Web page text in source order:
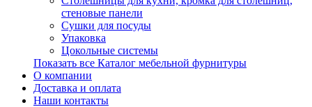
стеновые панели
Сушки для посуды
Упаковка
Цокольные системы
Показать все Каталог мебельной фурнитуры
О компании
Доставка и оплата
Наши контакты